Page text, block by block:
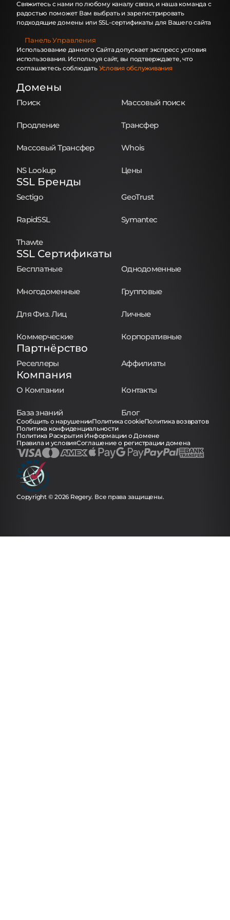
Свяжитесь с нами по любому каналу связи, и наша команда с
радостью поможет Вам выбрать и зарегистрировать
подходящие домены или SSL-сертификаты для Вашего сайта
Панель Управления
Использование данного Сайта допускает экспресс условия
использования. Используя сайт, вы подтверждаете, что
соглашаетесь соблюдать Условия обслуживания
Домены
Поиск Массовый поиск
Продление Трансфер
Массовый Трансфер Whois
NS Lookup Цены
SSL Бренды
Sectigo GeoTrust
RapidSSL Symantec
Thawte
SSL Сертификаты
Бесплатные Однодоменные
Многодоменные Групповые
Для Физ. Лиц Личные
Коммерческие Корпоративные
Партнёрство
Реселлеры Аффилиаты
Компания
О Компании Контакты
База знаний Блог
Сообщить о нарушенииПолитика cookieПолитика возвратов
Политика конфиденциальности
Политика Раскрытия Информации о Домене
Правила и условияСоглашение о регистрации домена
Copyright © 2026 Regery. Все права защищены.